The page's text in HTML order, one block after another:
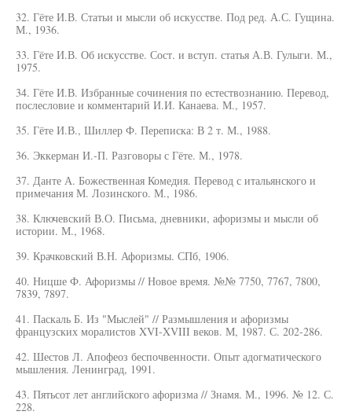
32. Гёте И.В. Статьи и мысли об искусстве. Под ред. А.С. Гущина.
М., 1936.
33. Гёте И.В. Об искусстве. Сост. и вступ. статья А.В. Гулыги. М.,
1975.
34. Гёте И.В. Избранные сочинения по естествознанию. Перевод,
послесловие и комментарий И.И. Канаева. М., 1957.
35. Гёте И.В., Шиллер Ф. Переписка: В 2 т. М., 1988.
36. Эккерман И.-П. Разговоры с Гёте. М., 1978.
37. Данте А. Божественная Комедия. Перевод с итальянского и
примечания М. Лозинского. М., 1986.
38. Ключевский В.О. Письма, дневники, афоризмы и мысли об
истории. М., 1968.
39. Крачковский В.Н. Афоризмы. СПб, 1906.
40. Ницше Ф. Афоризмы // Новое время. №№ 7750, 7767, 7800,
7839, 7897.
41. Паскаль Б. Из "Мыслей" // Размышления и афоризмы
французских моралистов XVI-XVIII веков. М, 1987. С. 202-286.
42. Шестов Л. Апофеоз беспочвенности. Опыт адогматического
мышления. Ленинград, 1991.
43. Пятьсот лет английского афоризма // Знамя. М., 1996. № 12. С.
228.